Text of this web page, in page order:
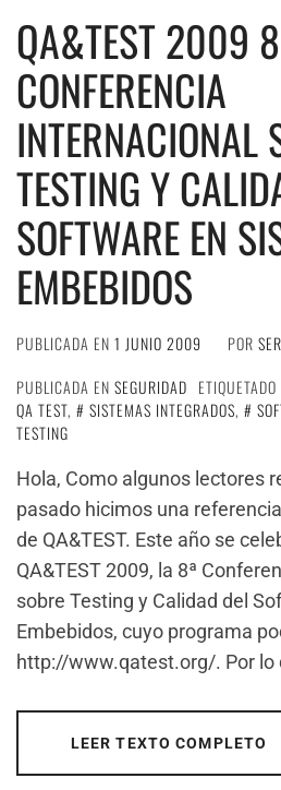
QA&TEST 2009
CONFERENCIA
INTERNACIONAL
TESTING Y
SOFTWARE EN
EMBEBIDOS
PUBLICADA EN 1 JUNIO 2009 POR
PUBLICADA EN SEGURIDAD ETIQUETADO
QA TEST, SISTEMAS INTEGRADOS,
TESTING
Hola, Como algunos lectores
pasado hicimos una
de QA&TEST. Este año se
QA&TEST 2009, la 8ª
sobre Testing y Calidad del
Embebidos, cuyo programa
http://www.qatest.org/. Por lo
LEER TEXTO COMPLETO